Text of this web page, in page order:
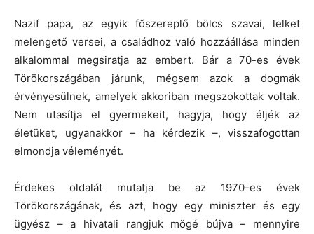
Nazif papa, az egyik főszereplő bölcs szavai, lelket
melengető versei, a családhoz való hozzáállása minden
alkalommal megsiratja az embert. Bár a 70-es évek
Törökországában járunk, mégsem azok a dogmák
érvényesülnek, amelyek akkoriban megszokottak voltak.
Nem utasítja el gyermekeit, hagyja, hogy éljék az
életüket, ugyanakkor – ha kérdezik –, visszafogottan
elmondja véleményét.
Érdekes oldalát mutatja be az 1970-es évek
Törökországának, és azt, hogy egy miniszter és egy
ügyész – a hivatali rangjuk mögé bújva – mennyire